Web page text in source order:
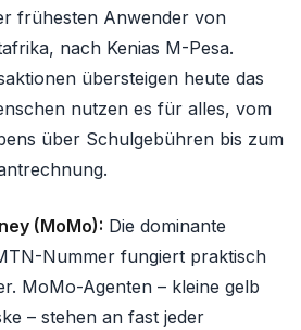
frühesten Anwender von
nach Kenias M-Pesa.
übersteigen heute das
nutzen es für alles, vom
über Schulgebühren bis zum
(MoMo): Die dominante
Nummer fungiert praktisch
MoMo-Agenten – kleine gelb
– stehen an fast jeder